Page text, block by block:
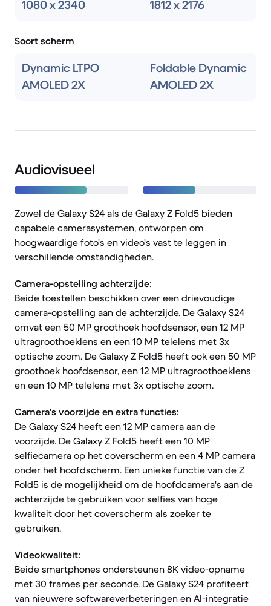
1080 x 2340 1812 x 2176
Soort scherm
Dynamic LTPO
AMOLED 2X
Foldable Dynamic
AMOLED 2X
Audiovisueel
Zowel de Galaxy S24 als de Galaxy Z Fold5 bieden
capabele camerasystemen, ontworpen om
hoogwaardige foto's en video's vast te leggen in
verschillende omstandigheden.
Camera-opstelling achterzijde:
Beide toestellen beschikken over een drievoudige
camera-opstelling aan de achterzijde. De Galaxy S24
omvat een 50 MP groothoek hoofdsensor, een 12 MP
ultragroothoeklens en een 10 MP telelens met 3x
optische zoom. De Galaxy Z Fold5 heeft ook een 50 MP
groothoek hoofdsensor, een 12 MP ultragroothoeklens
en een 10 MP telelens met 3x optische zoom.
Camera's voorzijde en extra functies:
De Galaxy S24 heeft een 12 MP camera aan de
voorzijde. De Galaxy Z Fold5 heeft een 10 MP
selfiecamera op het coverscherm en een 4 MP camera
onder het hoofdscherm. Een unieke functie van de Z
Fold5 is de mogelijkheid om de hoofdcamera's aan de
achterzijde te gebruiken voor selfies van hoge
kwaliteit door het coverscherm als zoeker te
gebruiken.
Videokwaliteit:
Beide smartphones ondersteunen 8K video-opname
met 30 frames per seconde. De Galaxy S24 profiteert
van nieuwere softwareverbeteringen en AI-integratie